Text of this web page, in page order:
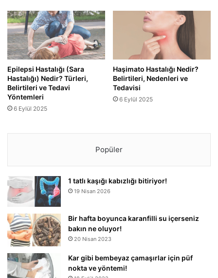
Epilepsi Hastalığı (Sara
Hastalığı) Nedir? Türleri,
Belirtileri ve Tedavi
Yöntemleri
6 Eylül 2025
Haşimato Hastalığı Nedir?
Belirtileri, Nedenleri ve
Tedavisi
6 Eylül 2025
Popüler
1 tatlı kaşığı kabızlığı bitiriyor!
19 Nisan 2026
Bir hafta boyunca karanfilli su içerseniz
bakın ne oluyor!
20 Nisan 2023
Kar gibi bembeyaz çamaşırlar için püf
nokta ve yöntemi!